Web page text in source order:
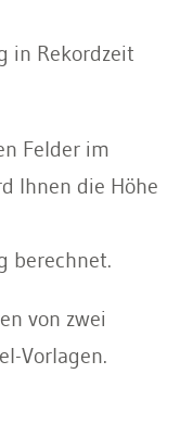
in Rekordzeit
Felder im
Ihnen die Höhe
berechnet.
von zwei
Vorlagen.